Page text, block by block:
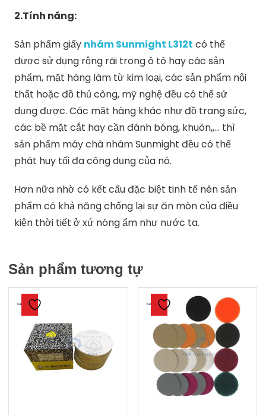
2.Tính năng:
Sản phẩm giấy nhám Sunmight L312t có thể
được sử dụng rộng rãi trong ô tô hay các sản
phẩm, mặt hàng làm từ kim loại, các sản phẩm nội
thất hoặc đồ thủ công, mỹ nghệ đều có thể sử
dụng được. Các mặt hàng khác như đồ trang sức,
các bề mặt cắt hay cần đánh bóng, khuôn,,… thì
sản phẩm máy chà nhám Sunmight đều có thể
phát huy tối đa công dụng của nó.
Hơn nữa nhờ có kết cấu đặc biệt tinh tế nên sản
phẩm có khả năng chống lại sự ăn mòn của điều
kiện thời tiết ở xứ nóng ẩm như nước ta.
Sản phẩm tương tự